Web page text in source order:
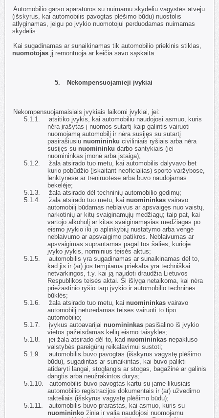
Automobilio garso aparatūros su nuimamu skydeliu vagystės atveju
(išskyrus, kai automobilis pavogtas plėšimo būdu) nuostolis
atlyginamas, jeigu po įvykio nuomotojui perduodamas nuimamas
skydelis.
Kai sugadinamas ar sunaikinamas tik automobilio priekinis stiklas,
nuomotojas jį remontuoja ar keičia savo sąskaita.
5. Nekompensuojamieji įvykiai
Nekompensuojamaisiais įvykiais laikomi įvykiai, jei:
5.1.1.
atsitiko įvykis, kai automobiliu naudojosi asmuo, kuris
nėra įrašytas į nuomos sutartį kaip galintis vairuoti
nuomojamą automobilį ir nėra susijęs su sutartį
pasirašiusiu nuomininku civiliniais ryšiais arba nėra
susijęs su nuomininku darbo santykiais (jei
nuomininkas įmonė arba įstaiga);
5.1.2.
žala atsirado tuo metu, kai automobilis dalyvavo bet
kurio pobūdžio (įskaitant neoficialias) sporto varžybose,
lenktynėse ar treniruotėse arba buvo naudojamas
bekelėje;
5.1.3.
žala atsirado dėl techninių automobilio gedimų;
5.1.4.
žala atsirado tuo metu, kai nuomininkas vairavo
automobilį būdamas neblaivus ar apsvaigęs nuo vaistų,
narkotinių ar kitų svaiginamųjų medžiagų; taip pat, kai
vartojo alkoholį ar kitas svaiginamąsias medžiagas po
eismo įvykio iki jo aplinkybių nustatymo arba vengė
neblaivumo ar apsvaigimo patikros. Neblaivumas ar
apsvaigimas suprantamas pagal tos šalies, kurioje
įvyko įvykis, norminius teisės aktus;
5.1.5.
automobilis yra sugadinamas ar sunaikinamas dėl to,
kad jis ir (ar) jos tempiama priekaba yra techniškai
netvarkingos, t.y. kai ją naudoti draudžia Lietuvos
Respublikos teisės aktai. Ši išlyga netaikoma, kai nėra
priežastinio ryšio tarp įvykio ir automobilio techninės
būklės;
5.1.6.
žala atsirado tuo metu, kai nuomininkas vairavo
automobilį neturėdamas teisės vairuoti to tipo
automobilio;
5.1.7.
įvykus autoavarijai nuomininkas pasišalino iš įvykio
vietos pažeisdamas kelių eismo taisykles;
5.1.8.
jei žala atsirado dėl to, kad nuomininkas nepakluso
valstybės pareigūnų reikalavimui sustoti;
5.1.9.
automobilis buvo pavogtas (išskyrus vagystę plėšimo
būdu), sugadintas ar sunaikintas, kai buvo palikti
atidaryti langai, stoglangis ar stogas, bagažinė ar galinis
dangtis arba neužrakintos durys;
5.1.10.
automobilis buvo pavogtas kartu su jame likusiais
automobilio registracijos dokumentais ir (ar) užvedimo
rakteliais (išskyrus vagystę plėšimo būdu);
5.1.11.
automobilis buvo prarastas, kai asmuo, kuris su
nuomininko žinia ir valia naudojosi nuomojamu